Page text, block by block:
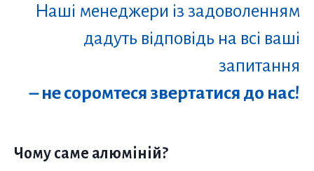
Наші менеджери із задоволенням
дадуть відповідь на всі ваші
запитання
– не соромтеся звертатися до нас!
Чому саме алюміній?